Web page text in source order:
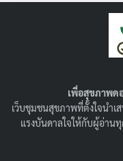
เพื่อสุขภาพด
เว็บชุมชนสุขภาพที่ตั้งใจนำเ
แรงบันดาลใจให้กับผู้อ่าน